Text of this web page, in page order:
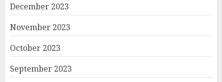
December 2023
November 2023
October 2023
September 2023